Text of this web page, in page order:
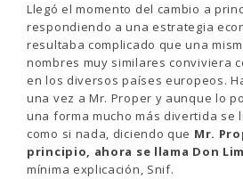
Llegó el momento del cambio a
respondiendo a una estrategia
resultaba complicado que una
nombres muy similares conviviera
en los diversos países europeos.
una vez a Mr. Proper y aunque lo
una forma mucho más divertida se
como si nada, diciendo que Mr.
principio, ahora se llama Don
mínima explicación, Snif.